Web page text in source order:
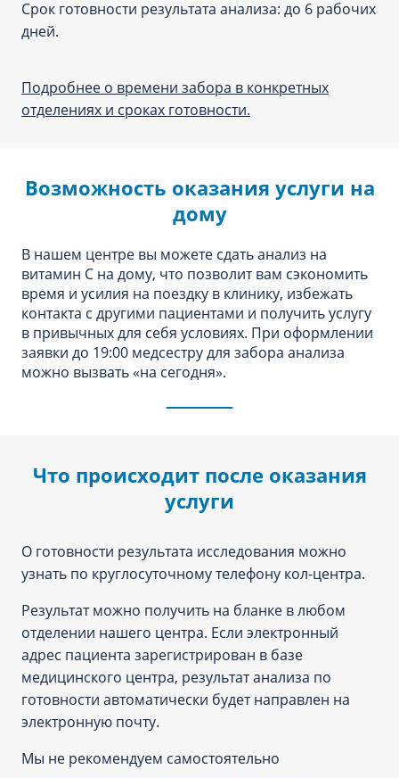
Срок готовности результата анализа: до 6 рабочих
дней.
Подробнее о времени забора в конкретных
отделениях и сроках готовности.
Возможность оказания услуги на
дому
В нашем центре вы можете сдать анализ на
витамин С на дому, что позволит вам сэкономить
время и усилия на поездку в клинику, избежать
контакта с другими пациентами и получить услугу
в привычных для себя условиях. При оформлении
заявки до 19:00 медсестру для забора анализа
можно вызвать «‎на сегодня»‎.
Что происходит после оказания
услуги
О готовности результата исследования можно
узнать по круглосуточному телефону кол-центра.
Результат можно получить на бланке в любом
отделении нашего центра. Если электронный
адрес пациента зарегистрирован в базе
медицинского центра, результат анализа по
готовности автоматически будет направлен на
электронную почту.
Мы не рекомендуем самостоятельно